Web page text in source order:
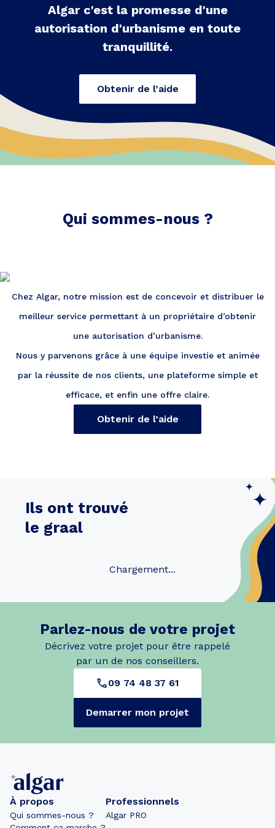
Algar c'est la promesse d'une
autorisation d'urbanisme en toute
tranquillité.
Obtenir de l’aide
Qui sommes-nous ?
Chez Algar, notre mission est de concevoir et distribuer le
meilleur service permettant à un propriétaire d’obtenir
une autorisation d’urbanisme.
Nous y parvenons grâce à une équipe investie et animée
par la réussite de nos clients, une plateforme simple et
efficace, et enfin une offre claire.
Obtenir de l’aide
Ils ont trouvé
le graal
Chargement...
Parlez-nous de votre projet
Décrivez votre projet pour être rappelé
par un de nos conseillers.
09 74 48 37 61
Demarrer mon projet
À propos
Qui sommes-nous ?
Professionnels
Algar PRO